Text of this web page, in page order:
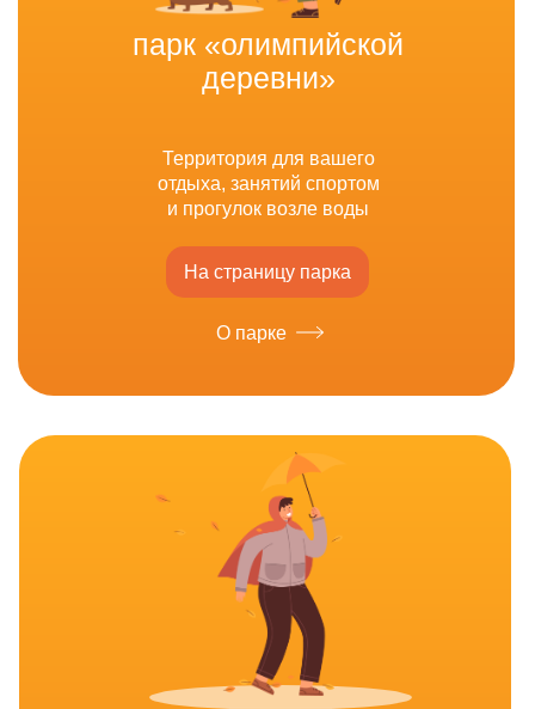
О парке
На страницу парка
парк «олимпийской
деревни»
Территория для вашего
отдыха, занятий спортом
и прогулок возле воды